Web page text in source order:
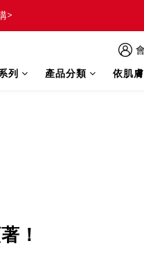
>
列 產品分類 依肌
！